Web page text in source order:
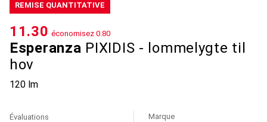
REMISE QUANTITATIVE
Esperanza PIXIDIS - lommelygte til
hov
120 lm
CHF
11.30 économisez CHF
0.80
Évaluations Marque